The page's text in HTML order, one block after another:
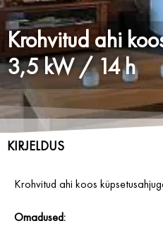
Krohvitud ahi
3,5 kW / 14 h
KIRJELDUS
Krohvitud ahi koos
Omadused: